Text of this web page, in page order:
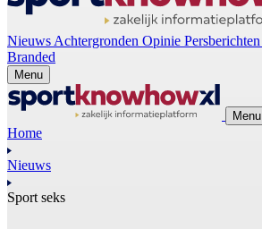
Nieuws Achtergronden Opinie Persberichten
Branded
Menu
Menu
Home
Nieuws
Sport seks